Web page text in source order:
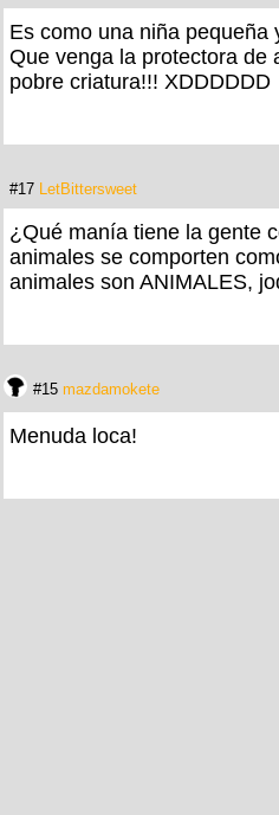
Es como una niña pequeña
Que venga la protectora de
pobre criatura!!! XDDDDDD
#17 LetBittersweet
¿Qué manía tiene la gente
animales se comporten
animales son ANIMALES,
#15 mazdamokete
Menuda loca!